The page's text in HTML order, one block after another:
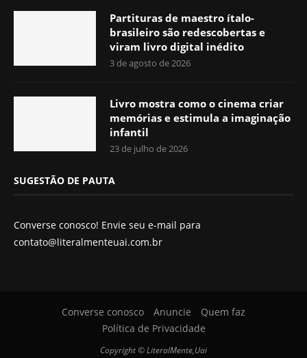
Partituras de maestro ítalo-
brasileiro são redescobertas e
viram livro digital inédito
3 de agosto de 2026
Livro mostra como o cinema criar
memórias e estimula a imaginação
infantil
23 de julho de 2026
SUGESTÃO DE PAUTA
Converse conosco! Envie seu e-mail para
contato@literalmenteuai.com.br
Converse conosco Anuncie
Quem faz
Política de Privacidade
Copyright © LiteralMente,Uai